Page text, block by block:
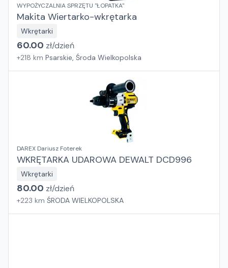
WYPOŻYCZALNIA SPRZĘTU "ŁOPATKA"
Makita Wiertarko-wkrętarka
Wkrętarki
60.00 zł/dzień
+218 km Psarskie, Środa Wielkopolska
DAREX Dariusz Foterek
WKRĘTARKA UDAROWA DEWALT DCD996
Wkrętarki
80.00 zł/dzień
+223 km ŚRODA WIELKOPOLSKA